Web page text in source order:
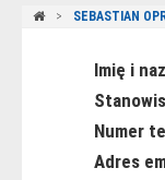
SEBASTIAN
Imię i
Numer
Adres